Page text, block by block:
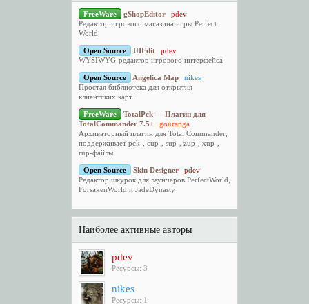
FreeWare gShopEditor
pdev
Редактор игрового магазина игры Perfect
World
Open Source UIEdit
pdev
WYSIWYG-редактор игрового интерфейса
Open Source Angelica Map
nikes
Простая библиотека для открытия
клиентских карт.
FreeWare
TotalPck — Плагин для
TotalCommander 7.5+
gouranga
Архиваторный плагин для Total Commander,
поддерживает pck-, cup-, sup-, zup-, xup-,
rup-файлы
Open Source Skin Designer
pdev
Редактор шкурок для лаунчеров PerfectWorld,
ForsakenWorld и JadeDynasty
Наиболее активные авторы
pdev
Ресурсы: 3
nikes
Ресурсы: 1